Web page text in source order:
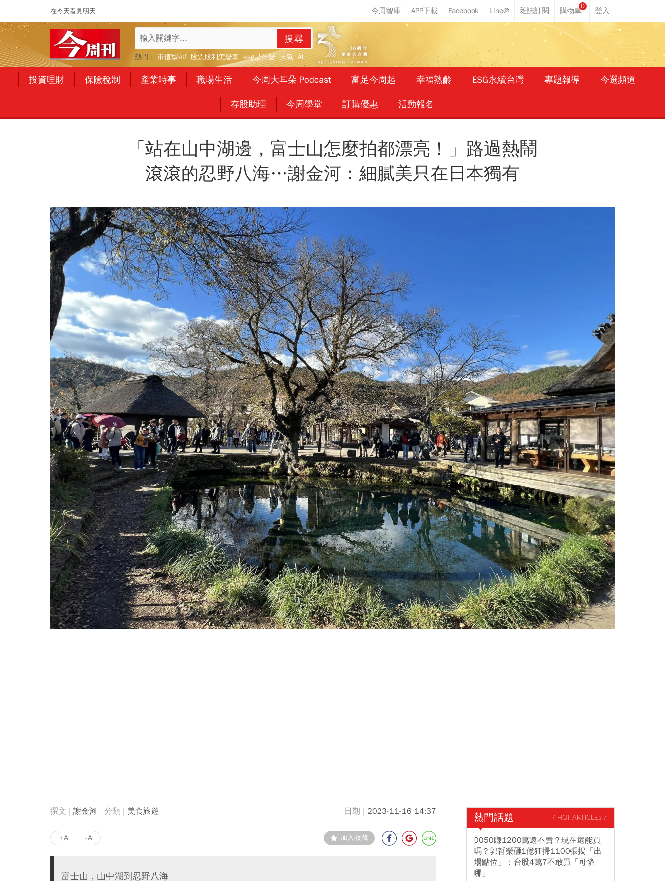
在今天看見明天
0
搜尋
熱門： 市值型etf 股票股利怎麼算 esg是什麼 天氣 AI
投資理財 保險稅制 產業時事 職場生活 今周大耳朵 Podcast 富足今周起 幸福熟齡 ESG永續台灣 專題報導 今選頻道
存股助理 今周學堂 訂購優惠 活動報名
「站在山中湖邊，富士山怎麼拍都漂亮！」路過熱鬧
滾滾的忍野八海…謝金河：細膩美只在日本獨有
謝金河 美食旅遊 2023-11-16 14:37
+A -A 加入收藏
富士山，山中湖到忍野八海
熱門話題 / HOT ARTICLES /
0050賺1200萬還不賣？現在還能買
嗎？郭哲榮砸1億狂掃1100張揭「出
場點位」：台股4萬7不敢買「可憐
哪」